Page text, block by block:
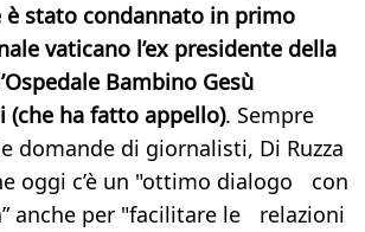
stato condannato in primo
vaticano l’ex presidente della
Bambino Gesù
(che ha fatto appello). Sempre
domande di giornalisti, Di Ruzza
oggi c’è un "ottimo dialogo con
anche per "facilitare le relazioni